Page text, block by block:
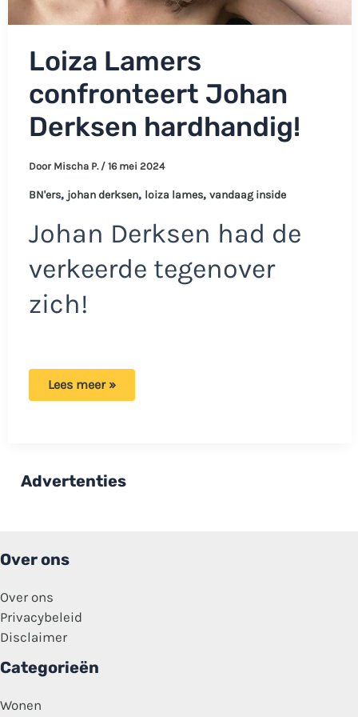
Loiza Lamers
confronteert Johan
Derksen hardhandig!
Door Mischa P. / 16 mei 2024
BN'ers, johan derksen, loiza lames, vandaag inside
Johan Derksen had de
verkeerde tegenover
zich!
Loiza
Lees meer »
Advertenties
Over ons
Over ons
Privacybeleid
Disclaimer
Categorieën
Wonen